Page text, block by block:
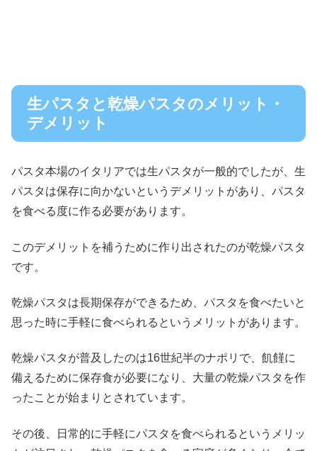
生パスタと乾燥パスタのメリット・
デメリット
パスタ本場のイタリアでは生パスタが一般的でしたが、生
パスタは保存に向かないというデメリットがあり、パスタ
を食べる度に作る必要があります。
このデメリットを補うために作り出されたのが乾燥パスタ
です。
乾燥パスタは長期保存ができるため、パスタを食べたいと
思った時に手軽に食べられるというメリットがあります。
乾燥パスタが普及したのは16世紀半のナポリで、飢饉に
備えるために保存食が必要になり、大量の乾燥パスタを作
ったことが始まりとされています。
その後、日常的に手軽にパスタを食べられるというメリッ